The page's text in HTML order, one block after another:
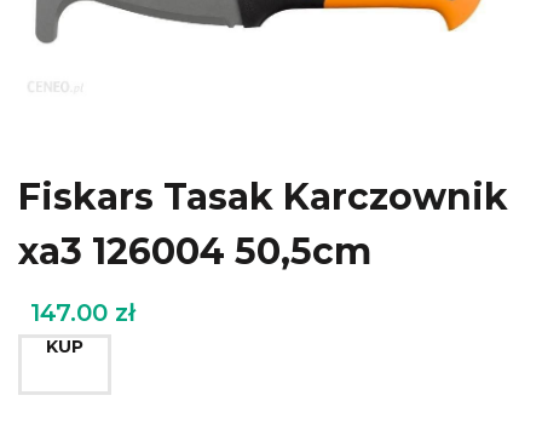
Fiskars Tasak Karczownik
xa3 126004 50,5cm
147.00 zł
KUP